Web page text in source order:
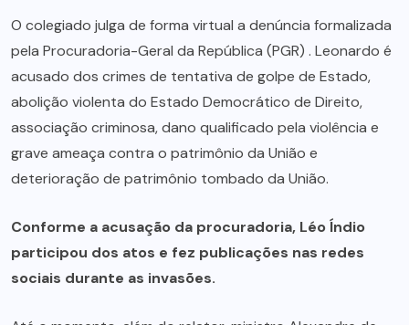
O colegiado julga de forma virtual a denúncia formalizada
pela Procuradoria-Geral da República (PGR) . Leonardo é
acusado dos crimes de tentativa de golpe de Estado,
abolição violenta do Estado Democrático de Direito,
associação criminosa, dano qualificado pela violência e
grave ameaça contra o patrimônio da União e
deterioração de patrimônio tombado da União.
Conforme a acusação da procuradoria, Léo Índio
participou dos atos e fez publicações nas redes
sociais durante as invasões.